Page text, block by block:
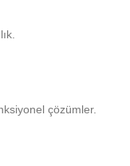
çözümler.